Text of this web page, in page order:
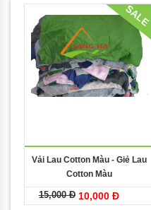
SALE
Vải Lau Cotton Màu - Giẻ Lau
Cotton Màu
15,000 Đ 10,000 Đ